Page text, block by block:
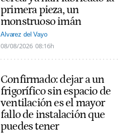
primera pieza, un
monstruoso imán
Alvarez del Vayo
08/08/2026 08:16h
Confirmado: dejar a un
frigorífico sin espacio de
ventilación es el mayor
fallo de instalación que
puedes tener